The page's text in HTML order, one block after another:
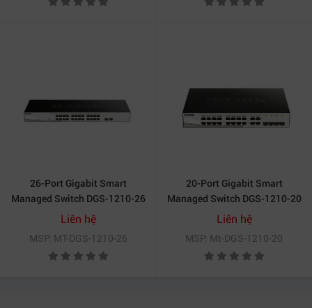
26-Port Gigabit Smart
Managed Switch DGS-1210-26
Liên hệ
MSP: MT-DGS-1210-26
20-Port Gigabit Smart
Managed Switch DGS-1210-20
Liên hệ
MSP: Mt-DGS-1210-20